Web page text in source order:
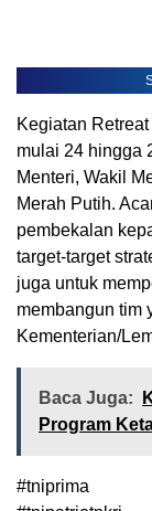
Kegiatan
mulai 24 hingga
Menteri, Wakil
Merah Putih.
pembekalan
target-target
juga untuk
membangun tim
Kementerian/
Baca Juga:
Program
#tniprima